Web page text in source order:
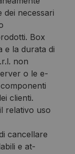
dei necessari
Box
e la durata di
non
o le e-
clienti.
relativo uso
cancellare
e at-